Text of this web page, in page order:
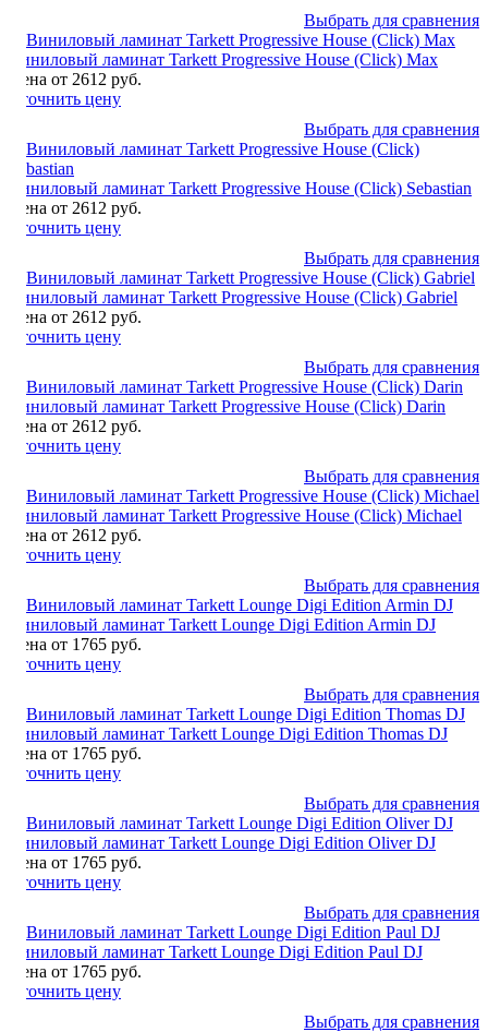
Выбрать для сравнения
Виниловый ламинат Tarkett Progressive House (Click) Max
Цена от 2612 руб.
Уточнить цену
Выбрать для сравнения
Виниловый ламинат Tarkett Progressive House (Click) Sebastian
Цена от 2612 руб.
Уточнить цену
Выбрать для сравнения
Виниловый ламинат Tarkett Progressive House (Click) Gabriel
Цена от 2612 руб.
Уточнить цену
Выбрать для сравнения
Виниловый ламинат Tarkett Progressive House (Click) Darin
Цена от 2612 руб.
Уточнить цену
Выбрать для сравнения
Виниловый ламинат Tarkett Progressive House (Click) Michael
Цена от 2612 руб.
Уточнить цену
Выбрать для сравнения
Виниловый ламинат Tarkett Lounge Digi Edition Armin DJ
Цена от 1765 руб.
Уточнить цену
Выбрать для сравнения
Виниловый ламинат Tarkett Lounge Digi Edition Thomas DJ
Цена от 1765 руб.
Уточнить цену
Выбрать для сравнения
Виниловый ламинат Tarkett Lounge Digi Edition Oliver DJ
Цена от 1765 руб.
Уточнить цену
Выбрать для сравнения
Виниловый ламинат Tarkett Lounge Digi Edition Paul DJ
Цена от 1765 руб.
Уточнить цену
Выбрать для сравнения